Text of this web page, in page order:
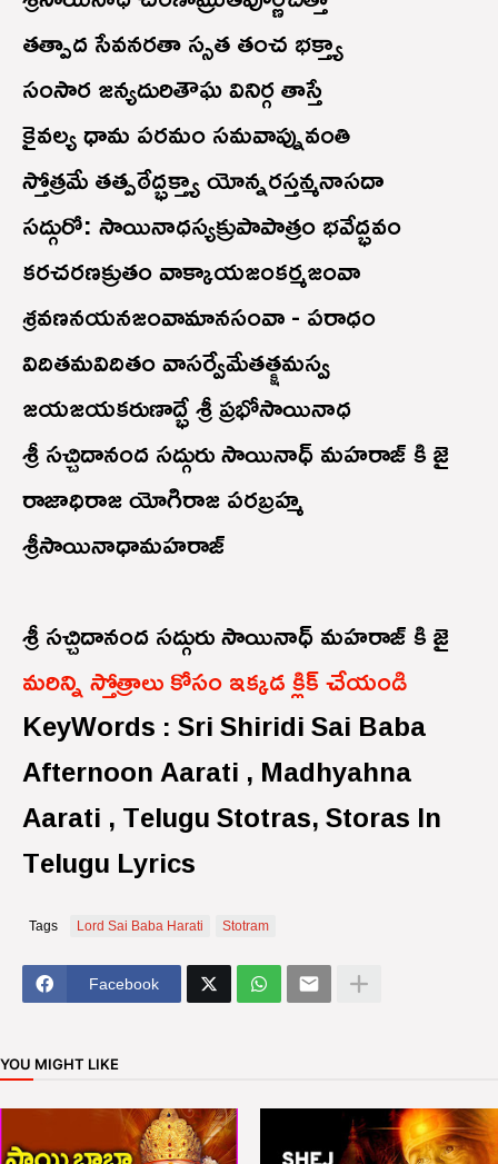
తత్పాద సేవనరతా స్సత తంచ భక్త్యా
సంసార జన్యదురితౌఘ వినిర్గ తాస్తే
కైవల్య ధామ పరమం సమవాప్నువంతి
స్తోత్రమే తత్పఠేద్భక్త్యా యోన్నరస్తన్మనాసదా
సద్గురో: సాయినాధస్యక్రుపాపాత్రం భవేద్భవం
కరచరణక్రుతం వాక్కాయజంకర్మజంవా
శ్రవణనయనజంవామానసంవా - పరాధం
విదితమవిదితం వాసర్వేమేతత్క్షమస్వ
జయజయకరుణాద్భే శ్రీ ప్రభోసాయినాధ
శ్రీ సచ్చిదానంద సద్గురు సాయినాధ్ మహరాజ్ కి జై
రాజాధిరాజ యోగిరాజ పరబ్రహ్మ
శ్రీసాయినాధామహరాజ్
శ్రీ సచ్చిదానంద సద్గురు సాయినాధ్ మహరాజ్ కి జై
మరిన్ని స్తోత్రాలు కోసం ఇక్కడ క్లిక్ చేయండి
KeyWords : Sri Shiridi Sai Baba
Afternoon Aarati , Madhyahna
Aarati , Telugu Stotras, Storas In
Telugu Lyrics
Tags Lord Sai Baba Harati Stotram
Facebook
YOU MIGHT LIKE